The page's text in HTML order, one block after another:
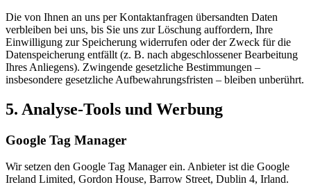
Die von Ihnen an uns per Kontaktanfragen übersandten Daten
verbleiben bei uns, bis Sie uns zur Löschung auffordern, Ihre
Einwilligung zur Speicherung widerrufen oder der Zweck für die
Datenspeicherung entfällt (z. B. nach abgeschlossener Bearbeitung
Ihres Anliegens). Zwingende gesetzliche Bestimmungen –
insbesondere gesetzliche Aufbewahrungsfristen – bleiben unberührt.
5. Analyse-Tools und Werbung
Google Tag Manager
Wir setzen den Google Tag Manager ein. Anbieter ist die Google
Ireland Limited, Gordon House, Barrow Street, Dublin 4, Irland.